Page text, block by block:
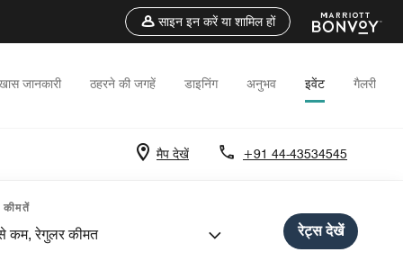
साइन इन करें या शामिल हों
जानकारी ठहरने की जगहें डाइनिंग अनुभव इवेंट गैलरी
मैप देखें +91 44-43534545
कीमतें
कम, रेगुलर कीमत रेट्स देखें